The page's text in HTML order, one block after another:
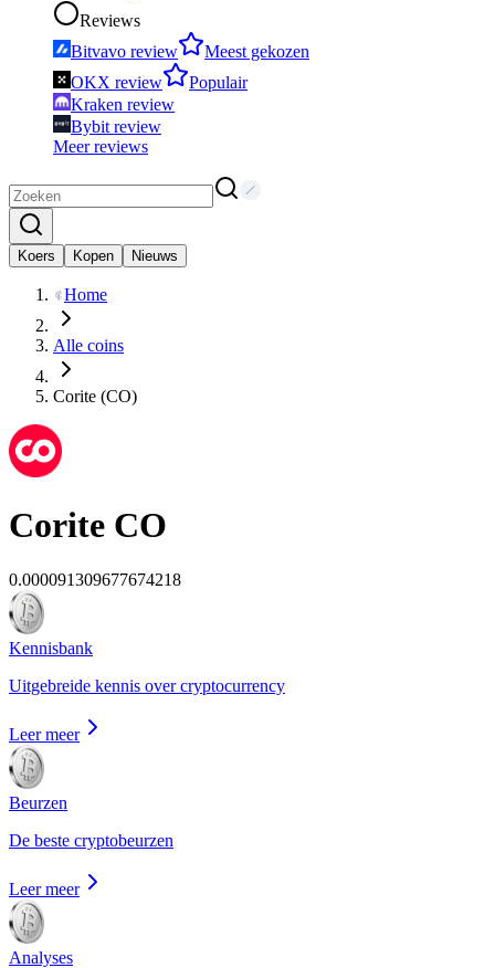
Reviews
Bitvavo review
Meest gekozen
OKX review
Populair
Kraken review
Bybit review
Meer reviews
Koers Kopen Nieuws
Home
Alle coins
Corite (CO)
Corite CO
0.000091309677674218
Kennisbank
Uitgebreide kennis over cryptocurrency
Leer meer
Beurzen
De beste cryptobeurzen
Leer meer
Analyses